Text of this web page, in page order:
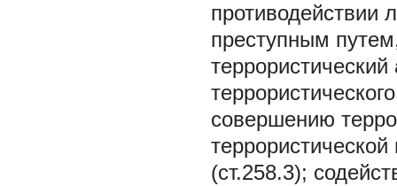
противодействии
преступным
совершению
(ст.258.3);